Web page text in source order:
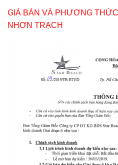
GIÁ BÁN VÀ PHƯƠNG
NHƠN TRẠCH